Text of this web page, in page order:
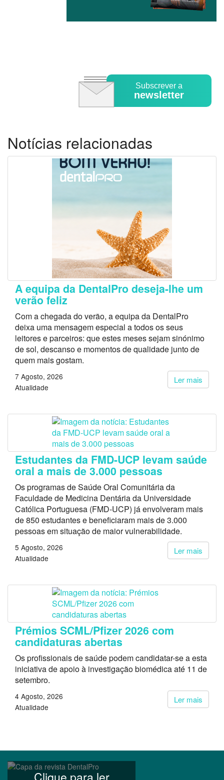
Subscrever a
newsletter
Notícias relacionadas
A equipa da DentalPro deseja-lhe um
verão feliz
Com a chegada do verão, a equipa da DentalPro
deixa uma mensagem especial a todos os seus
leitores e parceiros: que estes meses sejam sinónimo
de sol, descanso e momentos de qualidade junto de
quem mais gostam.
Ler mais
7 Agosto, 2026
Atualidade
Estudantes da FMD-UCP levam saúde
oral a mais de 3.000 pessoas
Os programas de Saúde Oral Comunitária da
Faculdade de Medicina Dentária da Universidade
Católica Portuguesa (FMD-UCP) já envolveram mais
de 850 estudantes e beneficiaram mais de 3.000
pessoas em situação de maior vulnerabilidade.
Ler mais
5 Agosto, 2026
Atualidade
Prémios SCML/Pfizer 2026 com
candidaturas abertas
Os profissionais de saúde podem candidatar-se a esta
iniciativa de apoio à investigação biomédica até 11 de
setembro.
Ler mais
4 Agosto, 2026
Atualidade